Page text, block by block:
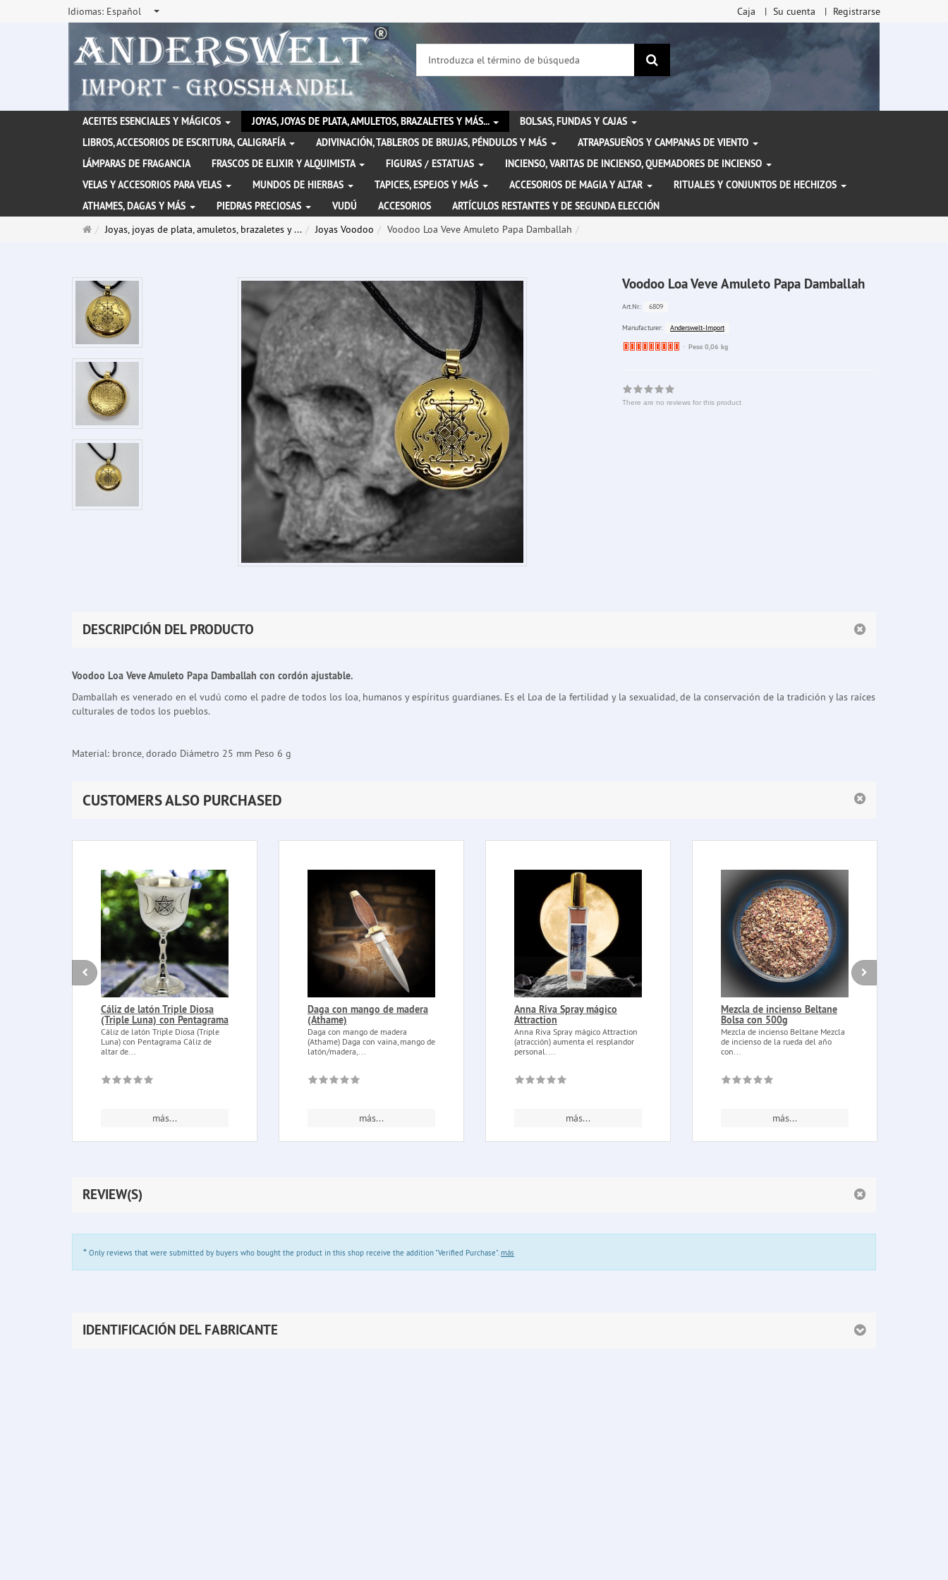
Idiomas: Español Caja Su cuenta Registrarse
Buscar
ACEITES ESENCIALES Y MÁGICOS JOYAS, JOYAS DE PLATA, AMULETOS, BRAZALETES Y MÁS...
BOLSAS, FUNDAS Y CAJAS
LIBROS, ACCESORIOS DE ESCRITURA, CALIGRAFÍA
ADIVINACIÓN, TABLEROS DE BRUJAS, PÉNDULOS Y MÁS
ATRAPASUEÑOS Y CAMPANAS DE VIENTO
LÁMPARAS DE FRAGANCIA
FRASCOS DE ELIXIR Y ALQUIMISTA FIGURAS / ESTATUAS
INCIENSO, VARITAS DE INCIENSO, QUEMADORES DE INCIENSO
VELAS Y ACCESORIOS PARA VELAS
MUNDOS DE HIERBAS TAPICES, ESPEJOS Y MÁS ACCESORIOS DE MAGIA Y ALTAR
RITUALES Y CONJUNTOS DE HECHIZOS
ATHAMES, DAGAS Y MÁS
PIEDRAS PRECIOSAS VUDÚ ACCESORIOS
ARTÍCULOS RESTANTES Y DE SEGUNDA ELECCIÓN
PáginaJoyas, joyas de plata, amuletos, brazaletes y ... Joyas Voodoo Voodoo Loa Veve Amuleto Papa Damballah
Voodoo Loa Veve Amuleto Papa Damballah
Art.Nr.: 6809
Manufacturer:
Anderswelt-Import
WarePeso 0,06 kg
There are no reviews for this product
DESCRIPCIÓN DEL PRODUCTO
Voodoo Loa Veve Amuleto Papa Damballah con cordón ajustable.
Damballah es venerado en el vudú como el padre de todos los loa, humanos y espíritus guardianes. Es el Loa de la fertilidad y la sexualidad, de la conservación de la tradición y las raíces
culturales de todos los pueblos.
Material: bronce, dorado Diámetro 25 mm Peso 6 g
CUSTOMERS ALSO PURCHASED
Cáliz de latón Triple Diosa
(Triple Luna) con Pentagrama
Cáliz de latón Triple Diosa (Triple
Luna) con Pentagrama Cáliz de
altar de...
más...
Daga con mango de madera
(Athame)
Daga con mango de madera
(Athame) Daga con vaina, mango de
latón/madera,...
más...
Anna Riva Spray mágico
Attraction
Anna Riva Spray mágico Attraction
(atracción) aumenta el resplandor
personal....
más...
Mezcla de incienso Beltane
Bolsa con 500g
Mezcla de incienso Beltane Mezcla
de incienso de la rueda del año
con...
más...
REVIEW(S)
* Only reviews that were submitted by buyers who bought the product in this shop receive the addition "Verified Purchase".más
IDENTIFICACIÓN DEL FABRICANTE